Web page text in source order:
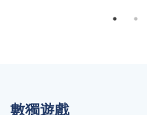
數獨遊戲